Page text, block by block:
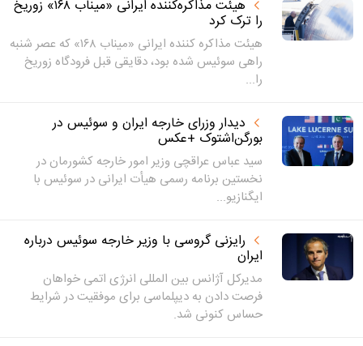
هیئت مذاکره‌کننده ایرانی «میناب ۱۶۸» زوریخ
را ترک کرد
هیئت مذاکره کننده ایرانی «میناب ۱۶۸» که عصر شنبه
راهی سوئیس شده بود، دقایقی قبل فرودگاه زوریخ
را...
دیدار وزرای خارجه ایران و سوئیس در
بورگن‌اشتوک +عکس
سید عباس عراقچی وزیر امور خارجه کشورمان در
نخستین برنامه رسمی هیأت ایرانی در سوئیس با
ایگنازیو...
رایزنی گروسی با وزیر خارجه سوئیس درباره
ایران
مدیرکل آژانس بین المللی انرژی اتمی خواهان
فرصت دادن به دیپلماسی برای موفقیت در شرایط
حساس کنونی شد.